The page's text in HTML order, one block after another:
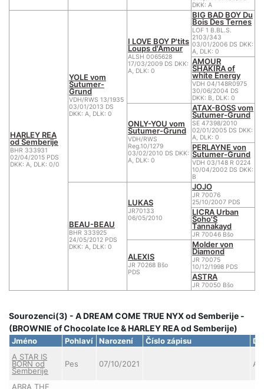
DKK: A
HARLEY REA
od Semberije
BHR 333931
02/04/2015 PDS
DKK: A, DLK: 0/0
YOLE vom
Sutumer-
Grund
VDH/RWS 13/1935
03/01/2013 DS
DKK: A, DLK: 0
I LOVE BOY P'tits
Loups d'Amour
ALSH 0065628
17/03/2009 DS DKK:
A, DLK: 0
BIG BAD BOY Du
Bois Des Ternes
LOF 1 B.BL.S.
2103/343
03/01/2006 DS DKK:
A, DLK: 0
AMOUR
SHAKIRA of
white Energy
VDH 04/148R0975
30/06/2004 DS
DKK: B, DLK: 0
ONLY-YOU vom
Sutumer-Grund
VDH/RWS
Reg.10/1279
03/02/2010 DS DKK:
A, DLK: 0
ATAX-BOSS vom
Sutumer-Grund
SE 47398/2010
02/01/2005 DS DKK:
A, DLK: 0
PERLAYNE von
Sutumer-Grund
VDH 03/148 R 0224
10/04/2002 DS DKK:
B
BEAU-BEAU
BHR 333925
24/05/2012 PDS
DKK: A, DLK: 0
LUKAS
JR70133
06/05/2010
JOJO
JR 70076
25/10/2007 PDS
LICRA Urban
Soho'S
Tannakayd
JR 70046 Bšo
ALEXIS
JR 70268 Bšo
PDS
Molder von
Diamond
JR 70075
10/12/1998 PDS
ASTRA
JR 70050 Bšo
Sourozenci(3) - A DREAM COME TRUE NYX od Semberije -
(BROWNIE of Chocolate Ice & HARLEY REA od Semberije)
Jméno Pohlaví Narození Číslo zápisu
A STAR IS
BORN od
Semberije
Pes 07/10/2021 A
ABRA THE